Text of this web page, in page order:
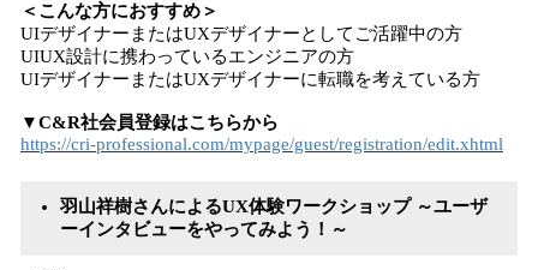
＜こんな方におすすめ＞
UIデザイナーまたはUXデザイナーとしてご活躍中の方
UIUX設計に携わっているエンジニアの方
UIデザイナーまたはUXデザイナーに転職を考えている方
▼C&R社会員登録はこちらから
https://cri-professional.com/mypage/guest/registration/edit.xhtml
羽山祥樹さんによるUX体験ワークショップ ～ユーザ
ーインタビューをやってみよう！～